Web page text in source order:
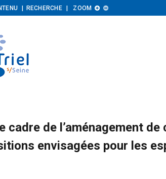
RECHERCHE ZOOM Augmenter

Diminuer

cadre de l’aménagement
envisagées pour les